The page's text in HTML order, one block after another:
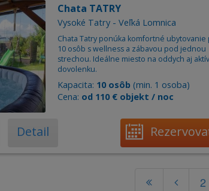
Chata TATRY
Vysoké Tatry - Veľká Lomnica
Chata Tatry ponúka komfortné ubytovanie
10 osôb s wellness a zábavou pod jednou
strechou. Ideálne miesto na oddych aj
dovolenku.
Kapacita: 10 osôb (min. 1 osoba)
Cena: od 110 € objekt / noc
Detail
2